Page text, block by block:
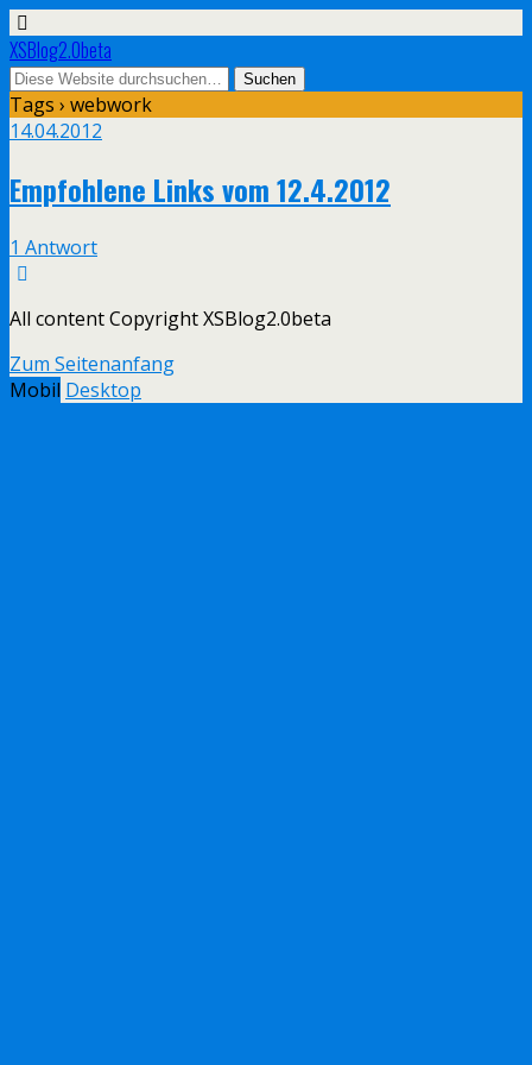
XSBlog2.0beta
Tags › webwork
14.04.2012
Empfohlene Links vom 12.4.2012
1 Antwort
All content Copyright XSBlog2.0beta
Zum Seitenanfang
Mobil Desktop